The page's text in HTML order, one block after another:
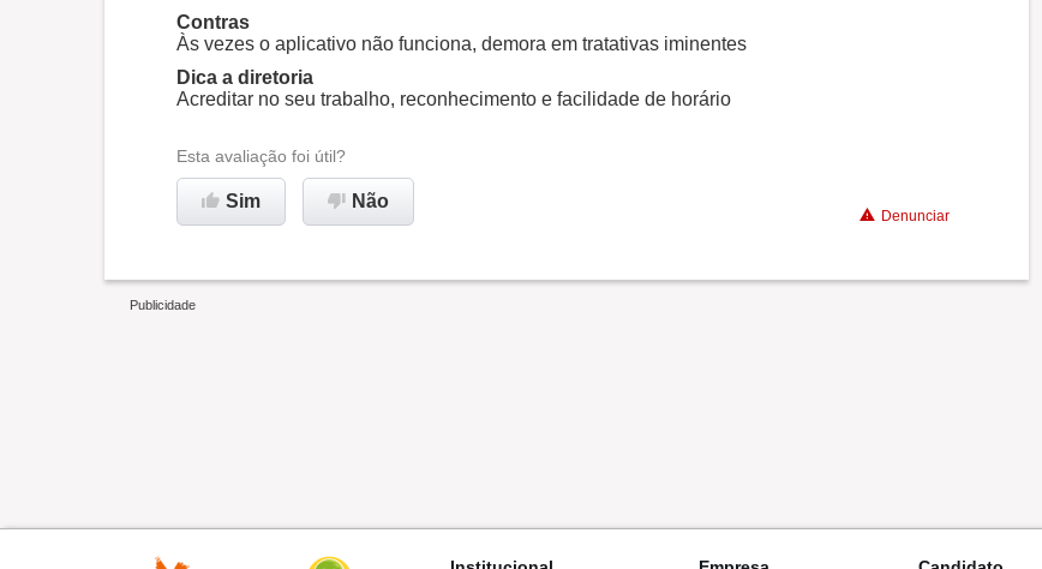
Recomenda esta empresa Recomenda a diretoria
Contras
Às vezes o aplicativo não funciona, demora em tratativas iminentes
Dica a diretoria
Acreditar no seu trabalho, reconhecimento e facilidade de horário
Esta avaliação foi útil?
Sim Não
Denunciar